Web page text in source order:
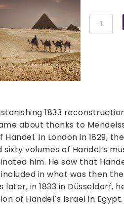
Handel,
arr.
1833
about thanks to
In London in 1829,
volumes of Handel’s
him. He saw that
in what was then
later, in 1833 in Düsseldorf,
of Handel’s Israel in Egypt.